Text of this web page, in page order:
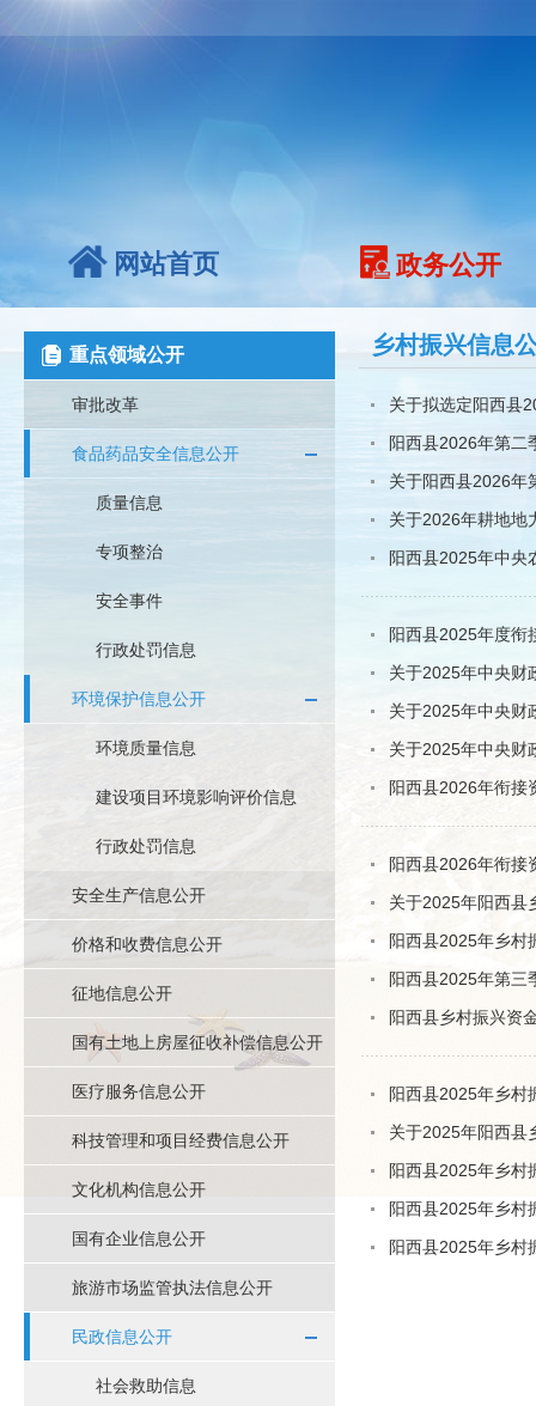
网站首页 政务公开
重点领域公开
审批改革
食品药品安全信息公开
质量信息
专项整治
安全事件
行政处罚信息
环境保护信息公开
环境质量信息
建设项目环境影响评价信息
行政处罚信息
安全生产信息公开
价格和收费信息公开
征地信息公开
国有土地上房屋征收补偿信息公开
医疗服务信息公开
科技管理和项目经费信息公开
文化机构信息公开
国有企业信息公开
旅游市场监管执法信息公开
民政信息公开
社会救助信息
乡村振兴信息
关于拟选定阳西县
阳西县2026年第二
关于阳西县2026年
关于2026年耕地地
阳西县2025年中央
阳西县2025年度衔
关于2025年中央财
关于2025年中央财
关于2025年中央财
阳西县2026年衔接
阳西县2026年衔接
关于2025年阳西县
阳西县2025年乡村
阳西县2025年第三
阳西县乡村振兴资
阳西县2025年乡村
关于2025年阳西县
阳西县2025年乡村
阳西县2025年乡村
阳西县2025年乡村